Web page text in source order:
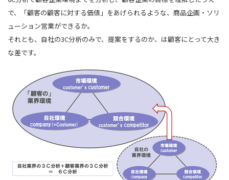
で、「顧客の顧客に対する価値」をあげられるような、商品企画・ソリ
ューション営業ができるか。
それとも、自社の3C分析のみで、提案をするのか、は顧客にとって大き
な差です。